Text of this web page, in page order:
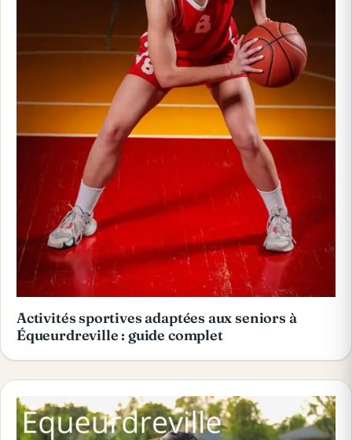
Activités sportives adaptées aux seniors à
Équeurdreville : guide complet